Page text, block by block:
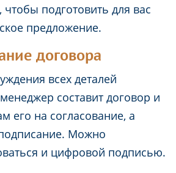
подготовить для вас
предложение.
договора
всех деталей
составит договор и
его на согласование, а
Можно
и цифровой подписью.